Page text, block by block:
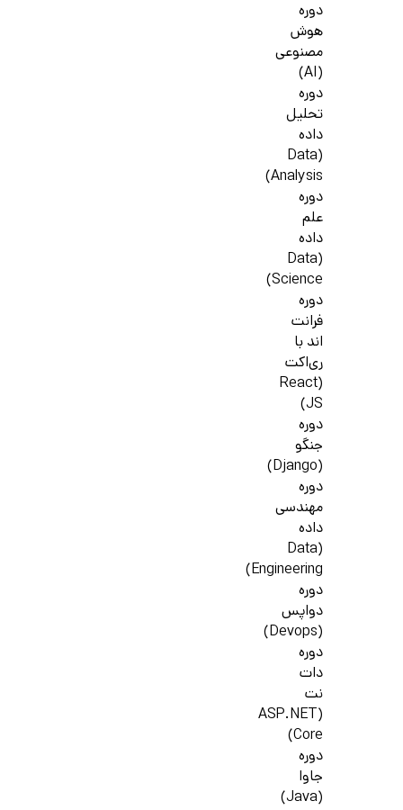
دوره
هوش
مصنوعی
(AI)
دوره
تحلیل
داده
(Data
Analysis)
دوره
علم
داده
(Data
Science)
دوره
فرانت
اند با
ری‌اکت
(React
JS)
دوره
جنگو
(Django)
دوره
مهندسی
داده
(Data
Engineering)
دوره
دواپس
(Devops)
دوره
دات
نت
(ASP.NET
Core)
دوره
جاوا
(Java)